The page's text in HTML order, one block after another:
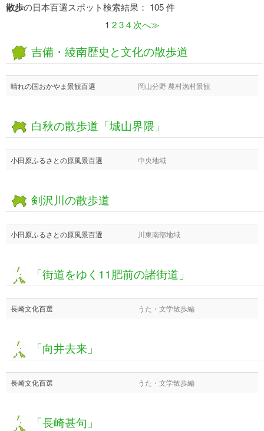
散歩の日本百選スポット検索結果： 105 件
1 2 3 4 次へ≫
吉備・綾南歴史と文化の散歩道
晴れの国おかやま景観百選 岡山分野 農村漁村景観
白秋の散歩道「城山界隈」
小田原ふるさとの原風景百選 中央地域
剣沢川の散歩道
小田原ふるさとの原風景百選 川東南部地域
「街道をゆく11肥前の諸街道」
長崎文化百選 うた・文学散歩編
「向井去来」
長崎文化百選 うた・文学散歩編
「長崎甚句」